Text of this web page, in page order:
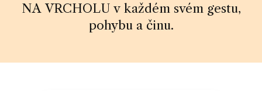
NA VRCHOLU v každém svém gestu,
pohybu a činu.